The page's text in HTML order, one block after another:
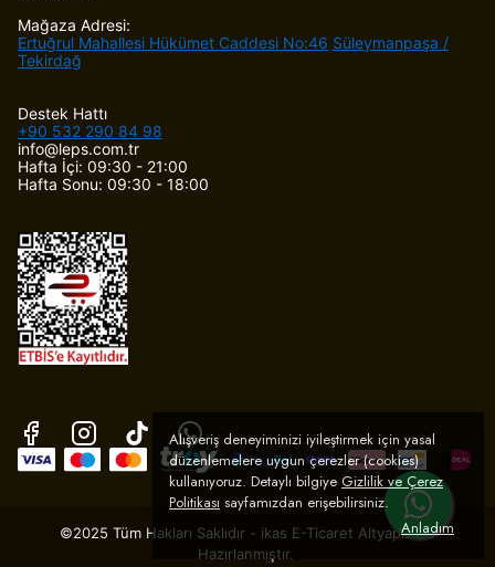
Alışveriş deneyiminizi iyileştirmek için yasal
düzenlemelere uygun çerezler (cookies)
kullanıyoruz. Detaylı bilgiye Gizlilik ve Çerez
Politikası sayfamızdan erişebilirsiniz.
Anladım
Mağaza Adresi:
Ertuğrul Mahallesi Hükümet Caddesi No:46 Süleymanpaşa /
Tekirdağ
Destek Hattı
+90 532 290 84 98
info@leps.com.tr
Hafta İçi: 09:30 - 21:00
Hafta Sonu: 09:30 - 18:00
©2025 Tüm Hakları Saklıdır - ikas E-Ticaret Altyapısı ile
Hazırlanmıştır.